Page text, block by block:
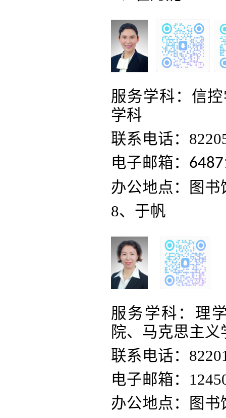
服务学科：信
学科
联系电话：
电子邮箱：
办公地点：图书
8、于帆
服务学科：理
院、马克思主
联系电话：
电子邮箱：
办公地点：图书